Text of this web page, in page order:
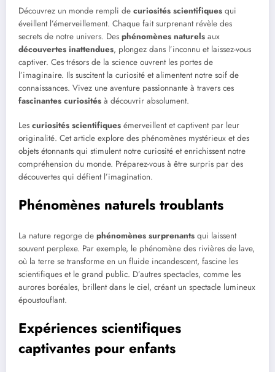
Découvrez un monde rempli de curiosités scientifiques qui
éveillent l’émerveillement. Chaque fait surprenant révèle des
secrets de notre univers. Des phénomènes naturels aux
découvertes inattendues, plongez dans l’inconnu et laissez-vous
captiver. Ces trésors de la science ouvrent les portes de
l’imaginaire. Ils suscitent la curiosité et alimentent notre soif de
connaissances. Vivez une aventure passionnante à travers ces
fascinantes curiosités à découvrir absolument.
Les curiosités scientifiques émerveillent et captivent par leur
originalité. Cet article explore des phénomènes mystérieux et des
objets étonnants qui stimulent notre curiosité et enrichissent notre
compréhension du monde. Préparez-vous à être surpris par des
découvertes qui défient l’imagination.
Phénomènes naturels troublants
La nature regorge de phénomènes surprenants qui laissent
souvent perplexe. Par exemple, le phénomène des rivières de lave,
où la terre se transforme en un fluide incandescent, fascine les
scientifiques et le grand public. D’autres spectacles, comme les
aurores boréales, brillent dans le ciel, créant un spectacle lumineux
époustouflant.
Expériences scientifiques
captivantes pour enfants